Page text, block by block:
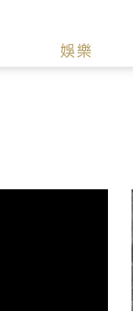
娛樂